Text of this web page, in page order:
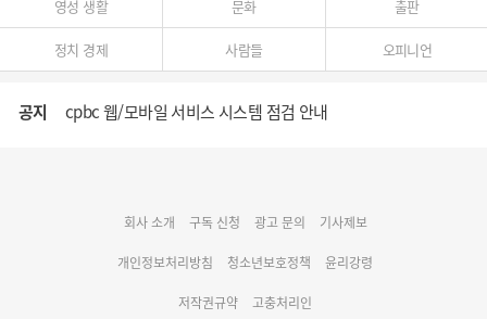
영성 생활 문화 출판
정치 경제 사람들 오피니언
공지 cpbc 웹/모바일 서비스 시스템 점검 안내
명동 미디어큐브 & 1898 미디어월 공모전 수상작 발표
회사 소개 구독 신청 광고 문의 기사제보
개인정보처리방침 청소년보호정책 윤리강령
저작권규약 고충처리인